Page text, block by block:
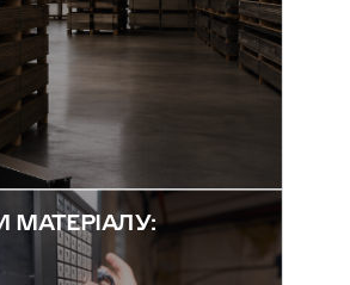
МАТЕРІАЛУ: